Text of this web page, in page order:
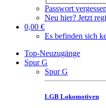
Passwort vergessen
Neu hier? Jetzt
0,00 €
Es befinden sich
Top-Neuzugänge
Spur G
Spur G
LGB Lokomotiven